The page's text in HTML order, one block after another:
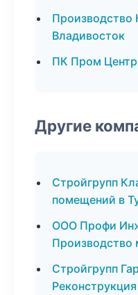
Производство
Владивосток
ПК Пром
Другие
Стройгрупп
помещений в
ООО Профи
Производство
Стройгрупп